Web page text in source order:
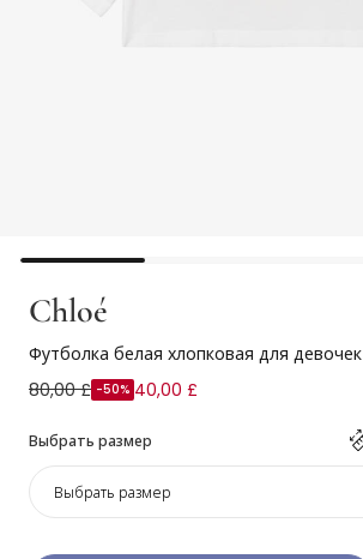
Chloé
Футболка белая хлопковая для девочек
80,00 £ -50% 40,00 £
Выбрать размер
Выбрать размер